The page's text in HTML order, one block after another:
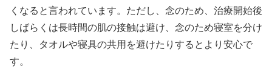
くなると言われています。ただし、念のため、治療開始後
しばらくは長時間の肌の接触は避け、念のため寝室を分け
たり、タオルや寝具の共用を避けたりするとより安心で
す。